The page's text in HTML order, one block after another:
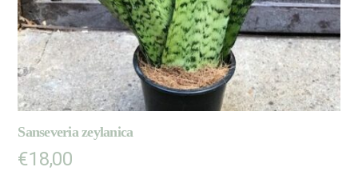
Sanseveria zeylanica
€18,00